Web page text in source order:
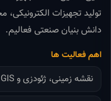
تولید تجهیزات
دانش بنیان صنعتی فعالیم.
اهم فعالیت ها
نقشه زمینی، ژئودزی و GIS